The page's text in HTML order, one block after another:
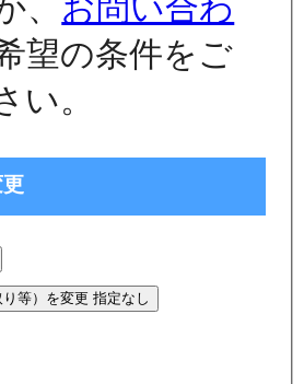
、 お問い合わ
望の条件をご
い。
等）を変更 指定なし